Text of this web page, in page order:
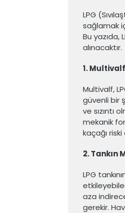
LPG
sağlamak
Bu yazıda,
alınacaktır.
1.
Multivalf,
güvenli bir
ve sızıntı
mekanik
kaçağı
2. Tankın
LPG
aza
gerekir.